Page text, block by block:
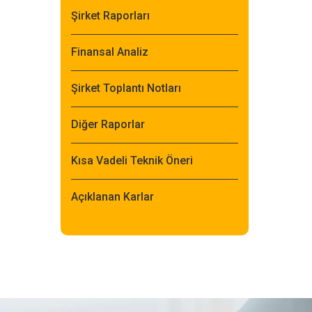
Şirket Raporları
Finansal Analiz
Şirket Toplantı Notları
Diğer Raporlar
Kısa Vadeli Teknik Öneri
Açıklanan Karlar